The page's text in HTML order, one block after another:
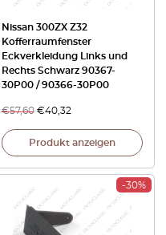
Nissan 300ZX Z32
Kofferraumfenster
Eckverkleidung Links und
Rechts Schwarz 90367-
30P00 / 90366-30P00
€57,60 €40,32
Produkt anzeigen
-30%